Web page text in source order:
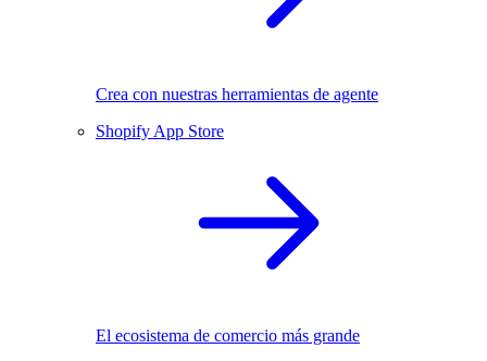
Crea con nuestras herramientas de agente
Shopify App Store
El ecosistema de comercio más grande